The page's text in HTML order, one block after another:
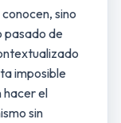
sino
pasado de
imposible
hacer el
sin